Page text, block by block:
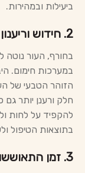
ביעילות ובמהירות.
2. חידוש וריענון העור בעונה היבשה
בחורף, העור נוטה
במערכות חימום.
הזוהר הטבעי של
חלק ורענן יותר
להקפיד על לחות
בתוצאות הטיפול
3. זמן התאוששות אופטימלי